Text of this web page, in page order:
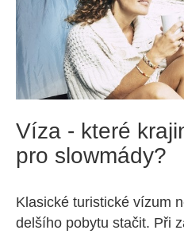
Víza - které
pro slowmády?
Klasické turistické vízum
delšího pobytu stačit. Při